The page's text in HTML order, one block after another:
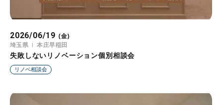
2026/06/19 (金)
埼玉県
本庄早稲田
失敗しないリノベーション個別相談会
リノベ相談会